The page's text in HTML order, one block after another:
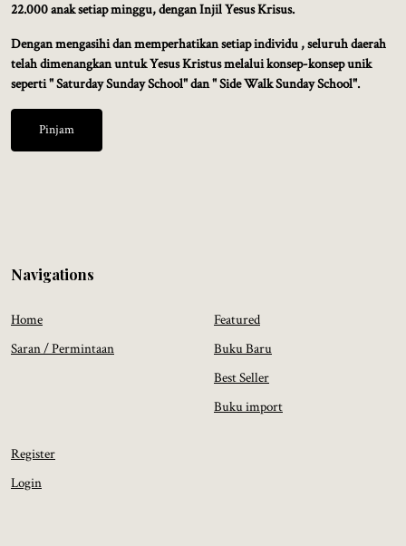
22.000 anak setiap minggu, dengan Injil Yesus Krisus.
Dengan mengasihi dan memperhatikan setiap individu , seluruh daerah
telah dimenangkan untuk Yesus Kristus melalui konsep-konsep unik
seperti " Saturday Sunday School" dan " Side Walk Sunday School".
Pinjam
Navigations
Home
Saran / Permintaan
Featured
Buku Baru
Best Seller
Buku import
Register
Login